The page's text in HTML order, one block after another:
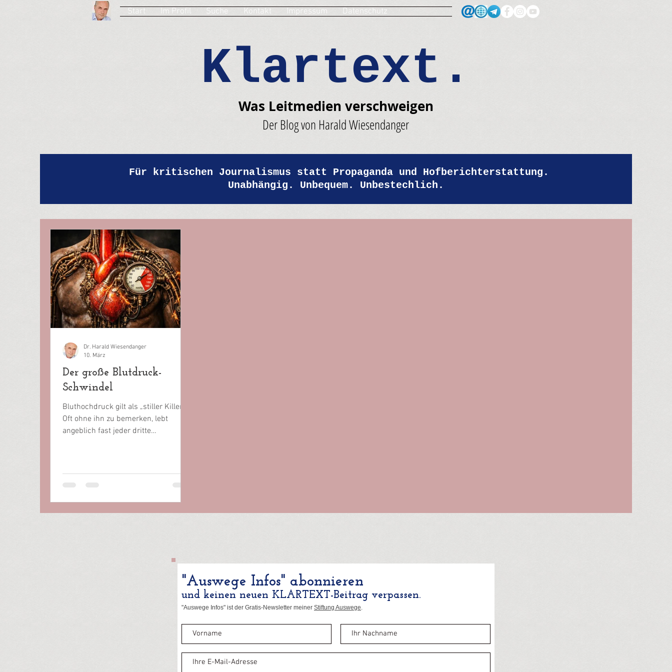
Start Im Profil Suche Kontakt Impressum Datenschutz
Klartext.
Was Leitmedien verschweigen
Der Blog von Harald Wiesendanger
Für kritischen Journalismus statt Propaganda und Hofberichterstattung.
Unabhängig. Unbequem. Unbestechlich.
Der große Blutdruck-
Schwindel
Bluthochdruck gilt als „stiller Killer“:
Oft ohne ihn zu bemerken, lebt
angeblich fast jeder dritte
werden – so zumindest die gängige
Lehrmeinung. Doch hinter dieser
fatale Verwechslung von Ursache und
Dr. Harald Wiesendanger
10. März
"Auswege Infos" abonnieren
und keinen neuen KLARTEXT-Beitrag verpassen.
"Auswege Infos" ist der Gratis-Newsletter meiner Stiftung Auswege